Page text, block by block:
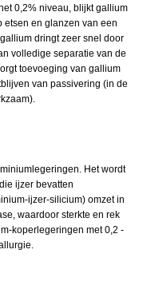
0,2% niveau, blijkt gallium
etsen en glanzen van een
dringt zeer snel door
volledige separatie van de
toevoeging van gallium
van passivering (in de
Het wordt
ijzer bevatten
ijzer-silicium) omzet in
waardoor sterkte en rek
koperlegeringen met 0,2 -